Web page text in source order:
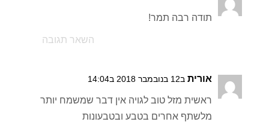
תודה רבה תמר!
השאר תגובה
אורית ב12 בנובמבר 2018 ב14:04
ראשית מזל טוב לגויה אין דבר שמשמח יותר
מלשתף אחרים בטבע ובטבעונות